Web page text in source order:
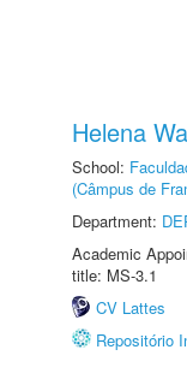
Helena
School:
(Câmpus de
Department:
Academic
title: MS-3.1
CV Lattes
Repositório